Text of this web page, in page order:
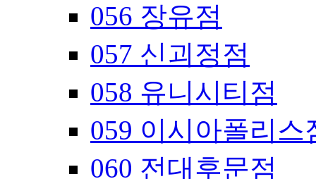
056 장유점
057 신괴정점
058 유니시티점
059 이시아폴리스
060 전대후문점